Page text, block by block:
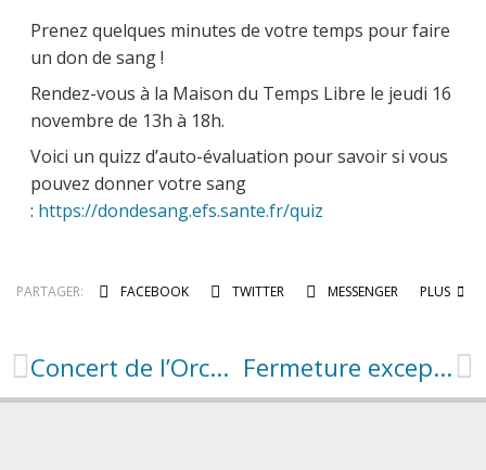
Prenez quelques minutes de votre temps pour faire
un don de sang !
Rendez-vous à la Maison du Temps Libre le jeudi 16
novembre de 13h à 18h.
Voici un quizz d’auto-évaluation pour savoir si vous
pouvez donner votre sang
: https://dondesang.efs.sante.fr/quiz
PARTAGER: FACEBOOK TWITTER MESSENGER PLUS
Concert de l’Orchestre Départemental d’Harmonie de l’Aveyron Fermeture exceptionnelle de la bibliothèque